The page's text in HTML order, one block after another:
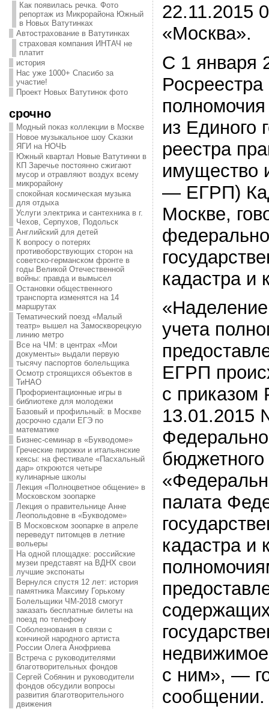
Как появилась речка. Фото
репортаж из Микрорайона Южный
в Новых Ватутинках
Автострахование в Ватутинках
страховая компания ИНТАЧ не
платит
история
Нас уже 1000+ Спасибо за
участие!
Проект Новых Ватутинок фото
срочно
Модный показ коллекции в Москве
Новое музыкальное шоу Сказки
ЯГИ на НОЧЬ
Южный квартал Новые Ватутинки в
КП Заречье постоянно сжигают
мусор и отравляют воздух всему
микрорайону
спокойная космическая музыка
для отдыха
Услуги электрика и сантехника в г.
Чехов, Серпухов, Подольск
Английский для детей
К вопросу о потерях
противоборствующих сторон на
советско-германском фронте в
годы Великой Отечественной
войны: правда и вымысел
Остановки общественного
транспорта изменятся на 14
маршрутах
Тематический поезд «Малый
театр» вышел на Замоскворецкую
линию метро
Все на ЧМ: в центрах «Мои
документы» выдали первую
тысячу паспортов болельщика
Осмотр строящихся объектов в
ТиНАО
Профориентационные игры в
библиотеке для молодежи
Базовый и профильный: в Москве
досрочно сдали ЕГЭ по
математике
Бизнес-семинар в «Букводоме»
Греческие пирожки и итальянские
кексы: на фестивале «Пасхальный
дар» откроются четыре
кулинарные школы
Лекция «Полноцветное общение» в
Московском зоопарке
Лекция о правительнице Анне
Леопольдовне в «Букводоме»
В Московском зоопарке в апреле
переведут питомцев в летние
вольеры
На одной площадке: российские
музеи представят на ВДНХ свои
лучшие экспонаты
Вернулся спустя 12 лет: история
памятника Максиму Горькому
Болельщики ЧМ-2018 смогут
заказать бесплатные билеты на
поезд по телефону
Соболезнования в связи с
кончиной народного артиста
России Олега Анофриева
Встреча с руководителями
благотворительных фондов
Сергей Собянин и руководители
фондов обсудили вопросы
развития благотворительного
движения
22.11.2015
«Москва».
С 1 января
из Единого
реестра
имущество
— ЕГРП)
Москве,
кадастра и
«Наделение
учета
ЕГРП
с приказом
13.01.2015
палата
кадастра и
с ним», —
сообщении.